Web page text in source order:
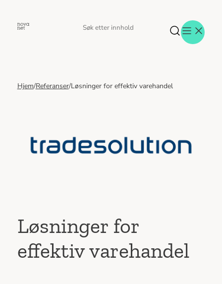
Aktuelt
Menneskene
Om oss
Søk
Søk
Hjem/Referanser/Løsninger for effektiv varehandel
Løsninger for
effektiv varehandel